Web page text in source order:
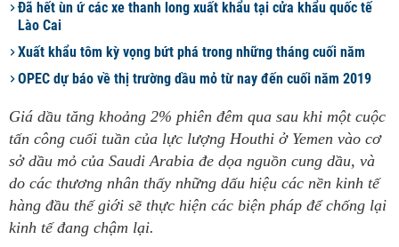
Đã hết ùn ứ các xe thanh long xuất khẩu tại cửa khẩu quốc tế
Lào Cai
Xuất khẩu tôm kỳ vọng bứt phá trong những tháng cuối năm
OPEC dự báo về thị trường dầu mỏ từ nay đến cuối năm 2019
Giá dầu tăng khoảng 2% phiên đêm qua sau khi một cuộc
tấn công cuối tuần của lực lượng Houthi ở Yemen vào cơ
sở dầu mỏ của Saudi Arabia đe dọa nguồn cung dầu, và
do các thương nhân thấy những dấu hiệu các nền kinh tế
hàng đầu thế giới sẽ thực hiện các biện pháp để chống lại
kinh tế đang chậm lại.